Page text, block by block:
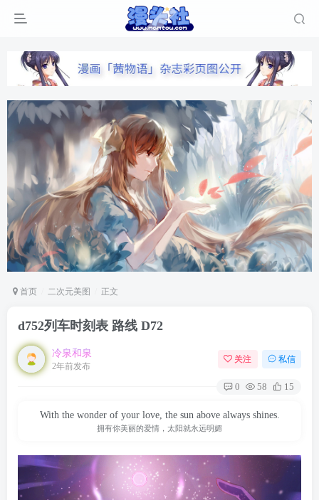
首页 二次元美图 正文
d752列车时刻表 路线 D72
冷泉和泉
2年前发布
关注 私信
0 58 15
With the wonder of your love, the sun above always shines.
拥有你美丽的爱情，太阳就永远明媚